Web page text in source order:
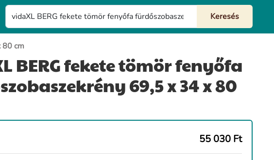
80 cm
BERG fekete tömör fenyőfa
69,5 x 34 x 80
55 030 Ft